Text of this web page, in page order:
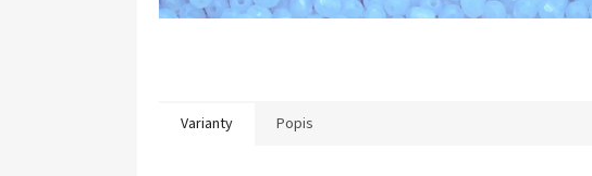
Varianty Popis